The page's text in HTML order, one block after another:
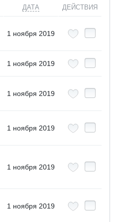
ДАТА ДЕЙСТВИЯ
1 ноября 2019
1 ноября 2019
1 ноября 2019
1 ноября 2019
1 ноября 2019
1 ноября 2019